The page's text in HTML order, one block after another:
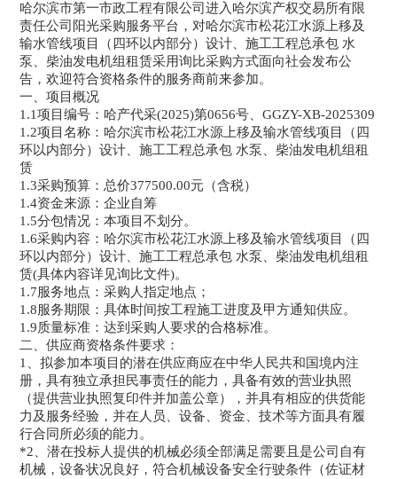
哈尔滨市第一市政工程有限公司进入哈尔滨产权交易所有限
责任公司阳光采购服务平台，对哈尔滨市松花江水源上移及
输水管线项目（四环以内部分）设计、施工工程总承包 水
泵、柴油发电机组租赁采用询比采购方式面向社会发布公
告，欢迎符合资格条件的服务商前来参加。
一、项目概况
1.1项目编号：哈产代采(2025)第0656号、GGZY-XB-2025309
1.2项目名称：哈尔滨市松花江水源上移及输水管线项目（四
环以内部分）设计、施工工程总承包 水泵、柴油发电机组租
赁
1.3采购预算：总价377500.00元（含税）
1.4资金来源：企业自筹
1.5分包情况：本项目不划分。
1.6采购内容：哈尔滨市松花江水源上移及输水管线项目（四
环以内部分）设计、施工工程总承包 水泵、柴油发电机组租
赁(具体内容详见询比文件)。
1.7服务地点：采购人指定地点；
1.8服务期限：具体时间按工程施工进度及甲方通知供应。
1.9质量标准：达到采购人要求的合格标准。
二、供应商资格条件要求：
1、拟参加本项目的潜在供应商应在中华人民共和国境内注
册，具有独立承担民事责任的能力，具备有效的营业执照
（提供营业执照复印件并加盖公章），并具有相应的供货能
力及服务经验，并在人员、设备、资金、技术等方面具有履
行合同所必须的能力。
*2、潜在投标人提供的机械必须全部满足需要且是公司自有
机械，设备状况良好，符合机械设备安全行驶条件（佐证材